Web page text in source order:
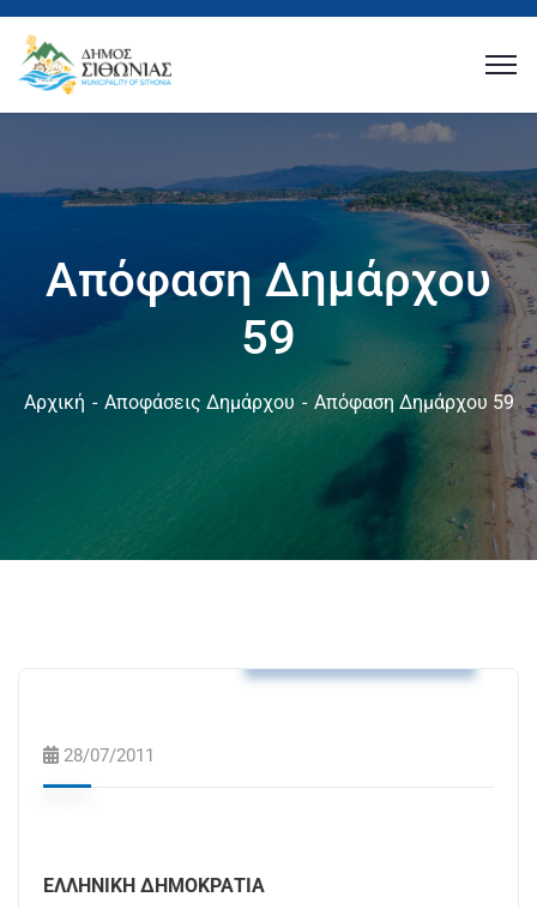
Απόφαση Δημάρχου
59
Αρχική Αποφάσεις Δημάρχου Απόφαση Δημάρχου 59
28/07/2011
ΕΛΛΗΝΙΚΗ ΔΗΜΟΚΡΑΤΙΑ